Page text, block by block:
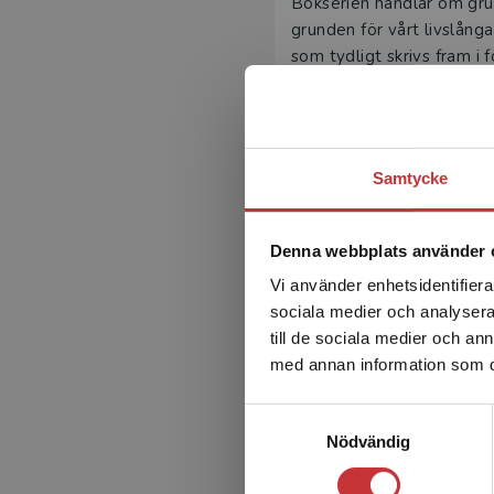
Samtycke
Denna webbplats använder
Vi använder
sociala medier och
till de sociala medier och
med annan information som
Nödvändig
grunden för vårt
som tydligt skrivs fram i
Böckerna är
inledande avsnitten
lärarna att genomföra
och förslag finns på hur
Heimer,
EU har